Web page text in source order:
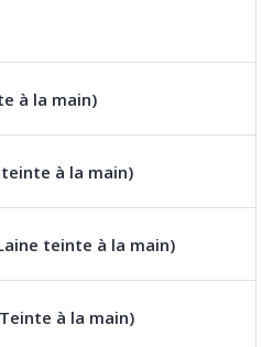
à la main)
à la main)
teinte à la main)
à la main)